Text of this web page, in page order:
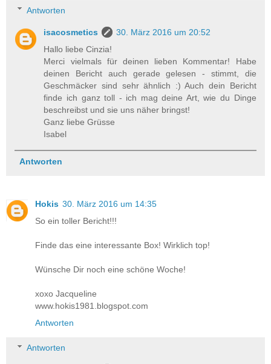
Antworten
isacosmetics
30. März 2016 um 20:52
Hallo liebe Cinzia!
Merci vielmals für deinen lieben Kommentar! Habe
deinen Bericht auch gerade gelesen - stimmt, die
Geschmäcker sind sehr ähnlich :) Auch dein Bericht
finde ich ganz toll - ich mag deine Art, wie du Dinge
beschreibst und sie uns näher bringst!
Ganz liebe Grüsse
Isabel
Antworten
Hokis 30. März 2016 um 14:35
So ein toller Bericht!!!
Finde das eine interessante Box! Wirklich top!
Wünsche Dir noch eine schöne Woche!
xoxo Jacqueline
www.hokis1981.blogspot.com
Antworten
Antworten